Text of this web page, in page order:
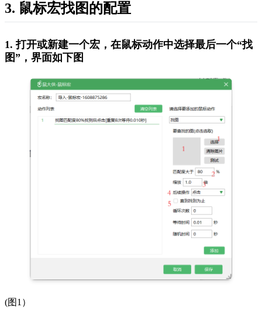
3. 鼠标宏找图的配置
1.打开或新建一个宏，在鼠标动作中选择最后一个“找
图”，界面如下图
(图1 ）